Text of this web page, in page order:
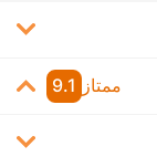
ممتاز 9.1